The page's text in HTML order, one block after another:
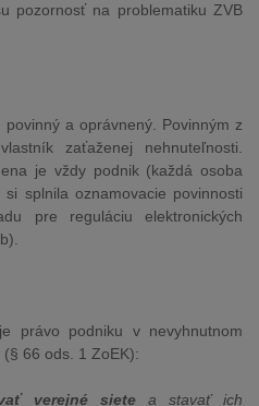
pozornosť na problematiku ZVB
a oprávnený. Povinným z
zaťaženej nehnuteľnosti.
je vždy podnik (každá osoba
splnila oznamovacie povinnosti
pre reguláciu elektronických
právo podniku v nevyhnutnom
66 ods. 1 ZoEK):
verejné siete a stavať ich